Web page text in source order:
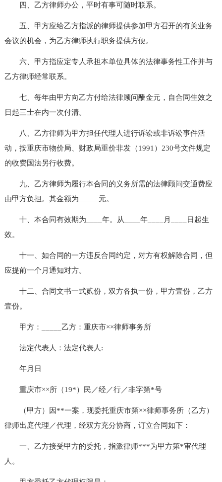
四、乙方律师办公，平时有事可随时联系。
五、甲方应给乙方指派的律师提供参加甲方召开的有关业务
会议的机会，为乙方律师执行职务提供方便。
六、甲方指应定专人承担本单位具体的法律事务性工作并与
乙方律师经常联系。
七、每年由甲方向乙方付给法律顾问酬金元，自合同生效之
日起三士在内一次付清。
八、乙方律师为甲方担任代理人进行诉讼或非诉讼事件活
动，按重庆市物价局、财政局重价非发（1991）230号文件规定
的收费国法另行收费。
九、乙方律师为履行本合同的义务所需的法律顾问交通费应
由甲方负担。其金额为_____元。
十、本合同有效期为____年。从____年____月____日起生
效。
十一、如合同的一方违反合同约定，对方有权解除合同，但
应提前一个月通知对方。
十二、合同文书一式贰份，双方各执一份，甲方壹份，乙方
壹份。
甲方：_____乙方：重庆市××律师事务所
法定代表人：法定代表人:
年月日
重庆市××所（19*）民／经／行／非字第*号
（甲方）因**一案，现委托重庆市第××律师事务所（乙方）
律师出庭代理／代理，经双方充分协商，订立合同如下：
一、乙方接受甲方的委托，指派律师***为甲方第*审代理
人。